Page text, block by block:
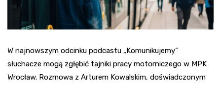
W najnowszym odcinku podcastu „Komunikujemy”
słuchacze mogą zgłębić tajniki pracy motorniczego w MPK
Wrocław. Rozmowa z Arturem Kowalskim, doświadczonym